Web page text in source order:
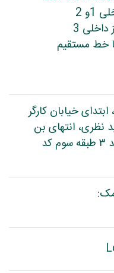
2
3
با مدیریت داخلی 4 یا خط مستقیم
خیابان کارگر
نظری، انتهای بن
بست بختیاری پلاک ۷ واحد ۳ طبقه سوم کد